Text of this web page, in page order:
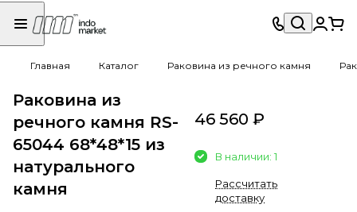
Главная Каталог Раковина из речного камня
Раковина из
речного камня RS-
65044 68*48*15 из
натурального
камня
46 560 ₽
В наличии: 1
Рассчитать
доставку